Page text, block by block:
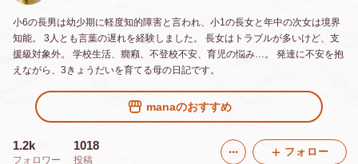
小6の長男は幼少期に軽度知的障害と言われ、小1の長女と年中の次女は境界
知能。 3人とも言葉の遅れを経験しました。 長女はトラブルが多いけど、支
援級対象外。 学校生活、癇癪、不登校不安、育児の悩み…。 発達に不安を抱
えながら、3きょうだいを育てる母の日記です。
manaのおすすめ
1.2k
フォロワー
1018
投稿
フォロー